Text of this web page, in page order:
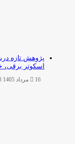
پژوهش تازه
اسکوتر برقی،
16 مرداد 1405 21:18